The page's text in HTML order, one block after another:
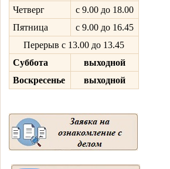
Четверг
с 9.00 до 18.00
Пятница
с 9.00 до 16.45
Перерыв с 13.00 до 13.45
Суббота
выходной
Воскресенье
выходной